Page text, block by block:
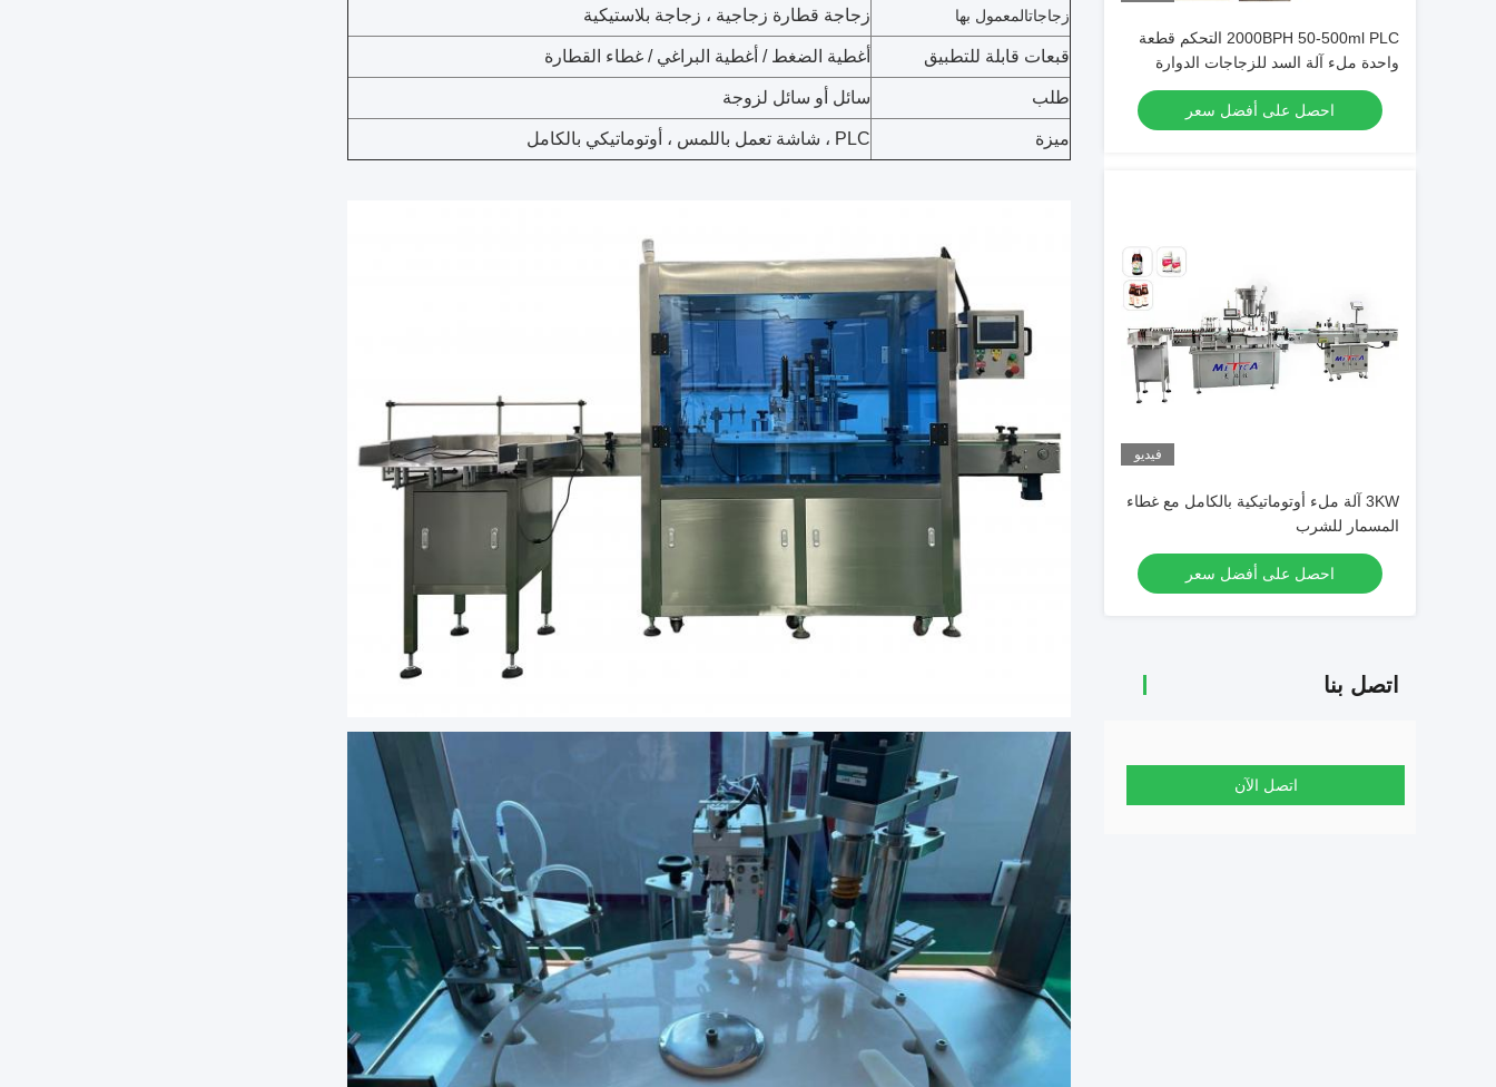
2000BPH 50-500ml PLC التحكم قطعة
واحدة ملء آلة السد للزجاجات الدوارة
احصل على أفضل سعر
فيديو
3KW آلة ملء أوتوماتيكية بالكامل مع غطاء
المسمار للشرب
احصل على أفضل سعر
اتصل بنا
اتصل الآن
زجاجاتالمعمول بها زجاجة قطارة زجاجية ، زجاجة بلاستيكية
قبعات قابلة للتطبيق أغطية الضغط / أغطية البراغي / غطاء القطارة
طلب سائل أو سائل لزوجة
ميزة PLC ، شاشة تعمل باللمس ، أوتوماتيكي بالكامل